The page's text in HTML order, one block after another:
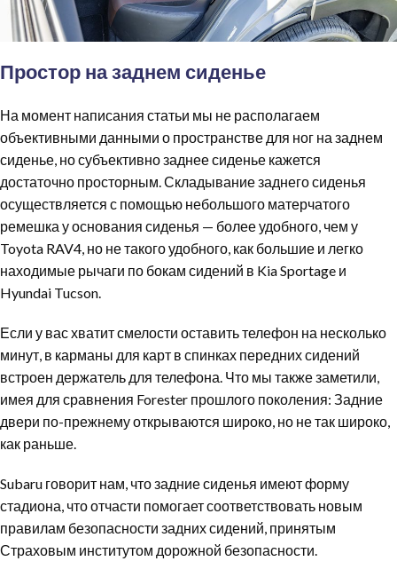
Простор на заднем сиденье
На момент написания статьи мы не располагаем
объективными данными о пространстве для ног на заднем
сиденье, но субъективно заднее сиденье кажется
достаточно просторным. Складывание заднего сиденья
осуществляется с помощью небольшого матерчатого
ремешка у основания сиденья — более удобного, чем у
Toyota RAV4, но не такого удобного, как большие и легко
находимые рычаги по бокам сидений в Kia Sportage и
Hyundai Tucson.
Если у вас хватит смелости оставить телефон на несколько
минут, в карманы для карт в спинках передних сидений
встроен держатель для телефона. Что мы также заметили,
имея для сравнения Forester прошлого поколения: Задние
двери по-прежнему открываются широко, но не так широко,
как раньше.
Subaru говорит нам, что задние сиденья имеют форму
стадиона, что отчасти помогает соответствовать новым
правилам безопасности задних сидений, принятым
Страховым институтом дорожной безопасности.